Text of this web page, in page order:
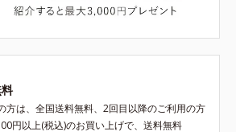
方は、全国送料無料、2回目以降のご利用の方
円以上(税込)のお買い上げで、送料無料